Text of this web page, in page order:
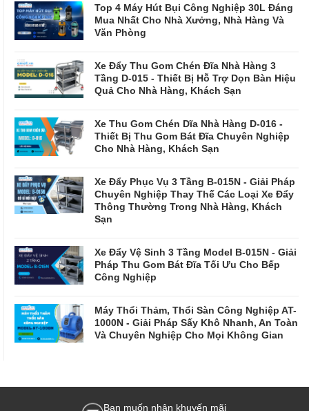
Top 4 Máy Hút Bụi Công Nghiệp 30L Đáng
Mua Nhất Cho Nhà Xưởng, Nhà Hàng Và
Văn Phòng
Xe Đẩy Thu Gom Chén Đĩa Nhà Hàng 3
Tầng D-015 - Thiết Bị Hỗ Trợ Dọn Bàn Hiệu
Quả Cho Nhà Hàng, Khách Sạn
Xe Thu Gom Chén Dĩa Nhà Hàng D-016 -
Thiết Bị Thu Gom Bát Đĩa Chuyên Nghiệp
Cho Nhà Hàng, Khách Sạn
Xe Đẩy Phục Vụ 3 Tầng B-015N - Giải Pháp
Chuyên Nghiệp Thay Thế Các Loại Xe Đẩy
Thông Thường Trong Nhà Hàng, Khách
Sạn
Xe Đẩy Vệ Sinh 3 Tầng Model B-015N - Giải
Pháp Thu Gom Bát Đĩa Tối Ưu Cho Bếp
Công Nghiệp
Máy Thổi Thảm, Thổi Sàn Công Nghiệp AT-
1000N - Giải Pháp Sấy Khô Nhanh, An Toàn
Và Chuyên Nghiệp Cho Mọi Không Gian
Bạn muốn nhận khuyến mãi